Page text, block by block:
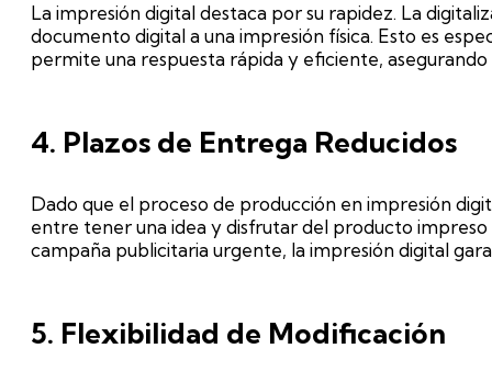
La impresión digital destaca por su rapidez. La
documento digital a una impresión física. Esto es
permite una respuesta rápida y eficiente, asegurando
4. Plazos de Entrega Reducidos
Dado que el proceso de producción en impresión
entre tener una idea y disfrutar del producto impreso
campaña publicitaria urgente, la impresión digital
5. Flexibilidad de Modificación